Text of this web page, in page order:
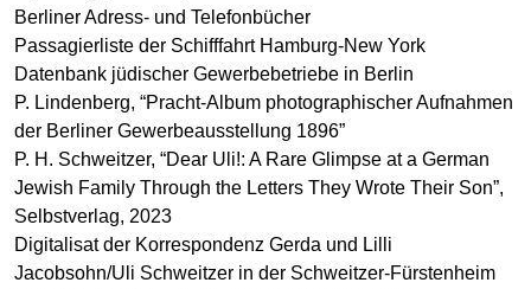
Berliner Adress- und Telefonbücher
Passagierliste der Schifffahrt Hamburg-New York
Datenbank jüdischer Gewerbebetriebe in Berlin
P. Lindenberg, “Pracht-Album photographischer Aufnahmen
der Berliner Gewerbeausstellung 1896”
P. H. Schweitzer, “Dear Uli!: A Rare Glimpse at a German
Jewish Family Through the Letters They Wrote Their Son”,
Selbstverlag, 2023
Digitalisat der Korrespondenz Gerda und Lilli
Jacobsohn/Uli Schweitzer in der Schweitzer-Fürstenheim